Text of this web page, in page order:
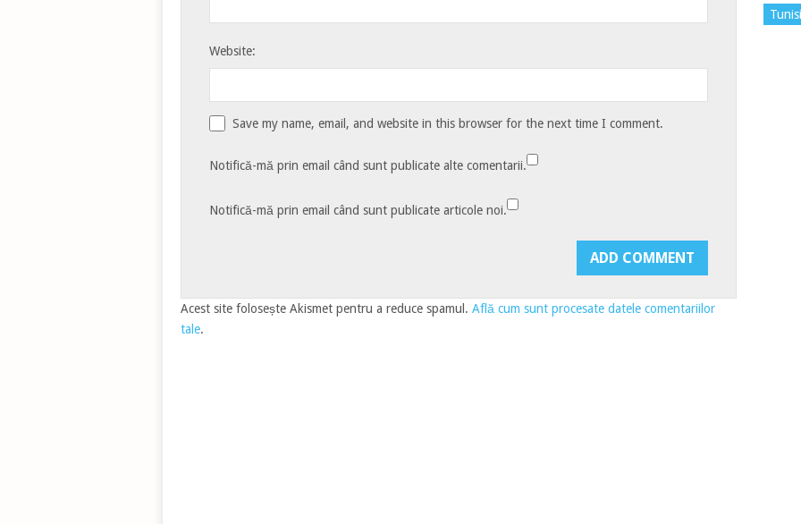
Website:
Save my name, email, and website in this browser for the next time I comment.
Notifică-mă prin email când sunt publicate alte comentarii.
Notifică-mă prin email când sunt publicate articole noi.
Acest site folosește Akismet pentru a reduce spamul. Află cum sunt procesate datele comentariilor
tale.